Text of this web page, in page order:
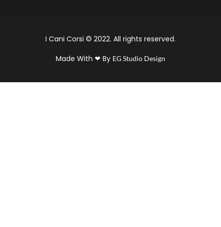
I Cani Corsi © 2022. All rights reserved.
Made With ❤ By EG Studio Design